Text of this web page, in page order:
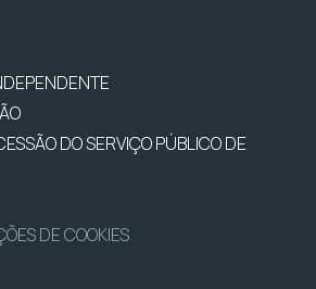
DO SERVIÇO PÚBLICO DE
DE COOKIES